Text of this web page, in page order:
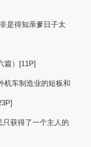
是得知亲爹日子太
篇）[11P]
机车制造业的短板和
只获得了一个主人的